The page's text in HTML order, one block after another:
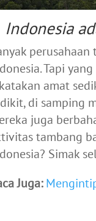
Indonesia
Tapi
amat
di samping
juga
tambang
Simak
Juga: